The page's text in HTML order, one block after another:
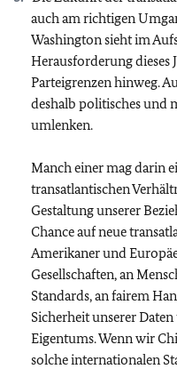
auch am richtigen
Washington sieht im
Herausforderung dieses
Parteigrenzen hinweg.
deshalb politisches und
umlenken.
Manch einer mag darin
transatlantischen
Gestaltung unserer
Chance auf neue
Amerikaner und
Gesellschaften, an
Standards, an fairem
Sicherheit unserer
Eigentums. Wenn wir
solche internationalen